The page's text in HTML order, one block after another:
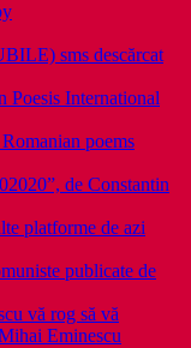
sms descărcat
Poesis International
poems
de Constantin
platforme de azi
publicate de
vă rog să vă
Eminescu